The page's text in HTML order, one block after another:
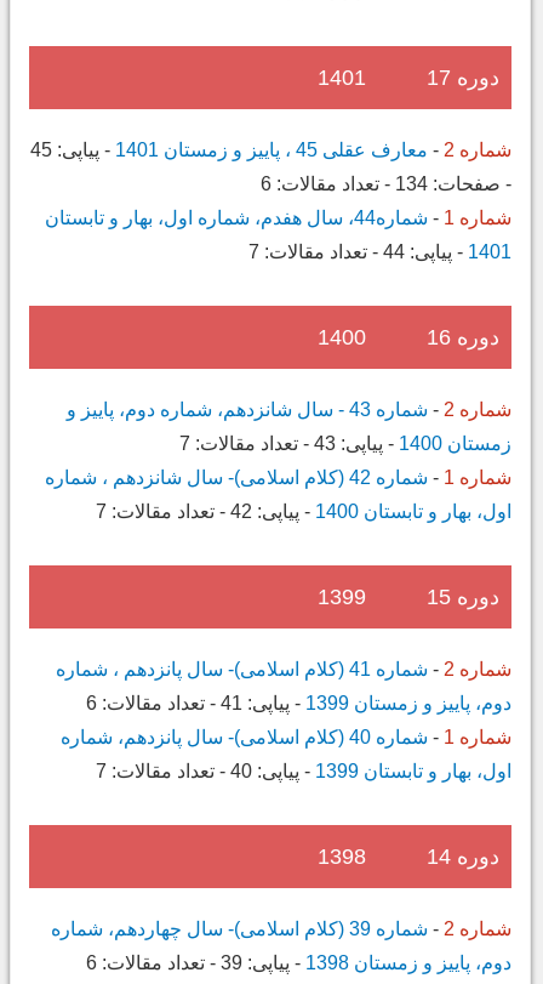
دوره 17 1401
شماره 2 - معارف عقلی 45 ، پاییز و زمستان 1401 - پیاپی: 45
- صفحات: 134
- تعداد مقالات: 6
شماره 1
-
شماره44، سال هفدم، شماره اول، بهار و تابستان
1401
- پیاپی: 44
- تعداد مقالات: 7
دوره 16 1400
شماره 2 -
شماره 43 - سال شانزدهم، شماره دوم، پاییز و
زمستان 1400
- پیاپی: 43
- تعداد مقالات: 7
شماره 1
-
شماره 42 (کلام اسلامی)- سال شانزدهم ، شماره
اول، بهار و تابستان 1400
- پیاپی: 42
- تعداد مقالات: 7
دوره 15 1399
شماره 2 -
شماره 41 (کلام اسلامی)- سال پانزدهم ، شماره
دوم، پاییز و زمستان 1399
- پیاپی: 41
- تعداد مقالات: 6
شماره 1
-
شماره 40 (کلام اسلامی)- سال پانزدهم، شماره
اول، بهار و تابستان 1399
- پیاپی: 40
- تعداد مقالات: 7
دوره 14 1398
شماره 2 -
شماره 39 (کلام اسلامی)- سال چهاردهم، شماره
دوم، پاییز و زمستان 1398
- پیاپی: 39
- تعداد مقالات: 6